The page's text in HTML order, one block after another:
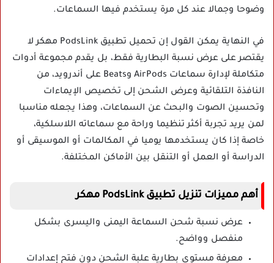
وضوحا وجمالا عند كل مرة يستخدم فيها السماعات.
في النهاية يمكن القول إن تحميل تطبيق PodsLink مهكر لا
يقتصر على عرض نسبة البطارية فقط، بل يقدم مجموعة أدوات
متكاملة لإدارة سماعات AirPods وBeats على أندرويد، من
النافذة التلقائية وعرض الشحن إلى تخصيص الإيماءات
وتحسين الصوت والبحث عن السماعات، وهذا يجعله مناسبا
لمن يريد تجربة أكثر تنظيما وراحة مع سماعاته اللاسلكية،
خاصة إذا كان يستخدمها يوميا في المكالمات أو الموسيقى أو
الدراسة أو العمل أو التنقل بين الأماكن المختلفة.
أهم مميزات تنزيل تطبيق PodsLink مهكر
عرض نسبة شحن السماعة اليمنى واليسرى بشكل
منفصل وواضح.
معرفة مستوى بطارية علبة الشحن دون فتح إعدادات